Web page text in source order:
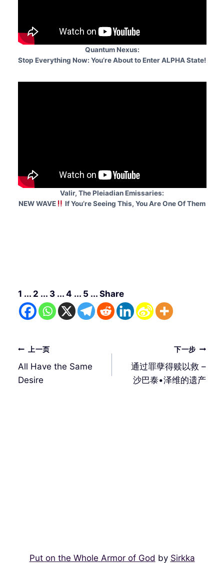
Quantum Nexus:
Stop Everything Now: You’re About to Enter ALPHA State!
Valir, The Pleiadian Emissaries:
NEW WAVE
If You’re Seeing This, You Are One Of Them
1 ... 2 ... 3 ... 4 ... 5 ... Share
文
章
导
上一页
All Have the Same
Desire
下一步
通过罪孽得赎以救 –
沙巴泰•泽维的遗产
Put on the Whole Armor of God by Sirkka